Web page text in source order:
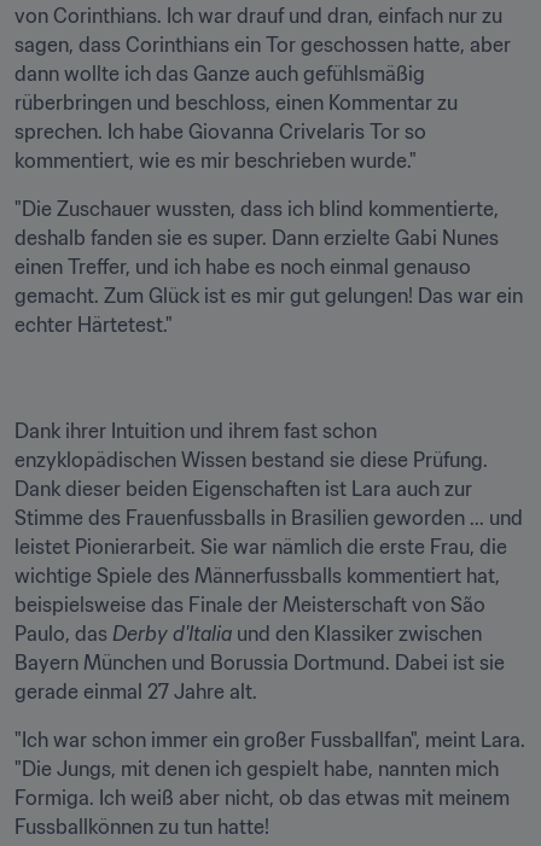
von Corinthians. Ich war drauf und dran, einfach nur zu
sagen, dass Corinthians ein Tor geschossen hatte, aber
dann wollte ich das Ganze auch gefühlsmäßig
rüberbringen und beschloss, einen Kommentar zu
sprechen. Ich habe Giovanna Crivelaris Tor so
kommentiert, wie es mir beschrieben wurde."
"Die Zuschauer wussten, dass ich blind kommentierte,
deshalb fanden sie es super. Dann erzielte Gabi Nunes
einen Treffer, und ich habe es noch einmal genauso
gemacht. Zum Glück ist es mir gut gelungen! Das war ein
echter Härtetest."
Dank ihrer Intuition und ihrem fast schon
enzyklopädischen Wissen bestand sie diese Prüfung.
Dank dieser beiden Eigenschaften ist Lara auch zur
Stimme des Frauenfussballs in Brasilien geworden ... und
leistet Pionierarbeit. Sie war nämlich die erste Frau, die
wichtige Spiele des Männerfussballs kommentiert hat,
beispielsweise das Finale der Meisterschaft von São
Paulo, das Derby d'Italia und den Klassiker zwischen
Bayern München und Borussia Dortmund. Dabei ist sie
gerade einmal 27 Jahre alt.
"Ich war schon immer ein großer Fussballfan", meint Lara.
"Die Jungs, mit denen ich gespielt habe, nannten mich
Formiga. Ich weiß aber nicht, ob das etwas mit meinem
Fussballkönnen zu tun hatte!